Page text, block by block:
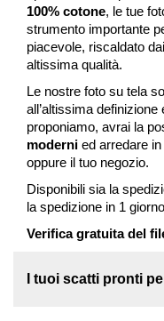
100% cotone, le tue
strumento importante
piacevole, riscaldato
altissima qualità.
Le nostre foto su tela
all’altissima
proponiamo, avrai la
moderni ed arredare
oppure il tuo negozio.
Disponibili sia la
la spedizione in 1
Verifica gratuita del
I tuoi scatti pronti